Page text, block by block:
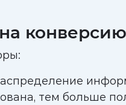
тем больше